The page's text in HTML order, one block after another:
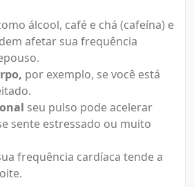
álcool, café e chá (cafeína) e
afetar sua frequência
por exemplo, se você está
seu pulso pode acelerar
sente estressado ou muito
frequência cardíaca tende a